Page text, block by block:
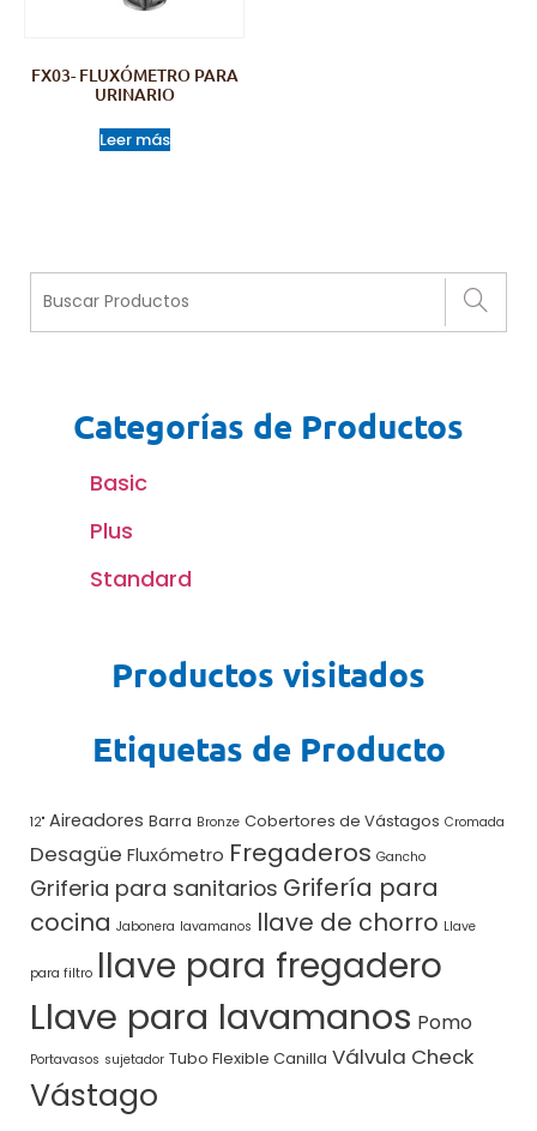
FX03- FLUXÓMETRO PARA
URINARIO
Leer más
Categorías de Productos
Basic
Plus
Standard
Productos visitados
Etiquetas de Producto
12" Aireadores Barra Bronze Cobertores de Vástagos Cromada
Desagüe Fluxómetro Fregaderos Gancho
Griferia para sanitarios Grifería para
cocina Jabonera lavamanos llave de chorro Llave
para filtro llave para fregadero
Llave para lavamanos Pomo
Portavasos sujetador Tubo Flexible Canilla Válvula Check
Vástago